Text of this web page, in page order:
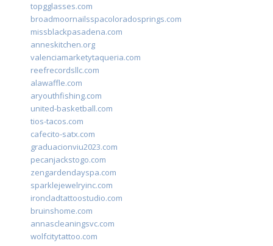
topgglasses.com
broadmoornailsspacoloradosprings.com
missblackpasadena.com
anneskitchen.org
valenciamarketytaqueria.com
reefrecordsllc.com
alawaffle.com
aryouthfishing.com
united-basketball.com
tios-tacos.com
cafecito-satx.com
graduacionviu2023.com
pecanjackstogo.com
zengardendayspa.com
sparklejewelryinc.com
ironcladtattoostudio.com
bruinshome.com
annascleaningsvc.com
wolfcitytattoo.com